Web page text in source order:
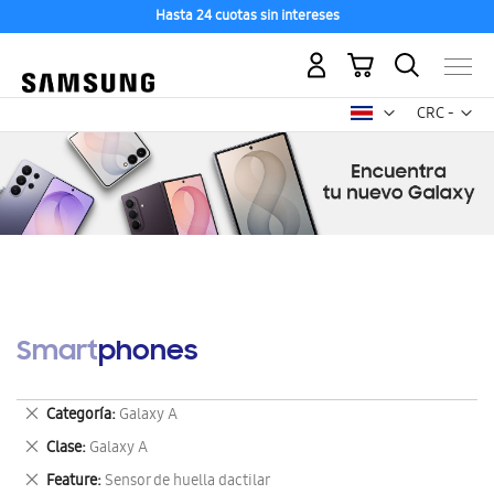
Hasta 24 cuotas sin intereses
CRC -
colón
Mi carrito
Smartphones
Categoría Galaxy A
Eliminar
este
artículo
Clase Galaxy A
Eliminar
este
Feature Sensor de huella dactilar
Eliminar